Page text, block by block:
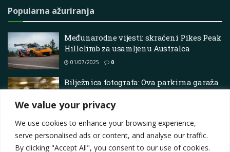
We value your privacy
We use cookies to enhance your browsing experience,
serve personalised ads or content, and analyse our traffic.
By clicking "Accept All", you consent to our use of cookies.
Popularna ažuriranja
Međunarodne vijesti: skraćeni Pikes Peak
Hillclimb za usamljenu Australca
01/07/2025 0
Bilježnica fotografa: Ova parkirna garaža
u Virginiji postala je najbolja
biciklistička trkaća staza u zemlji!